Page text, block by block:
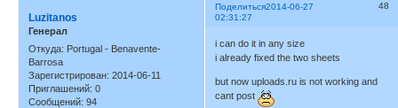
Поделиться 48
2014-06-27
02:31:27
Luzitanos
Генерал
Откуда: Portugal - Benavente-
Barrosa
Зарегистрирован: 2014-06-11
Приглашений: 0
Сообщений: 94
i can do it in any size
i already fixed the two sheets
but now uploads.ru is not working and
cant post